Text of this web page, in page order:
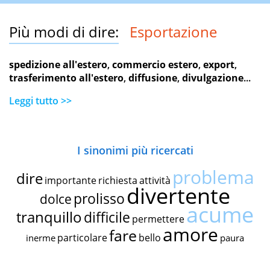
Più modi di dire: Esportazione
spedizione all'estero,commercio estero,export,
trasferimento all'estero,diffusione,divulgazione...
Leggi tutto >>
I sinonimi più ricercati
dire importante richiestaattività problema
dolce prolissodivertente
tranquillodifficile permettereacume
inerme particolarefare bello amore paura